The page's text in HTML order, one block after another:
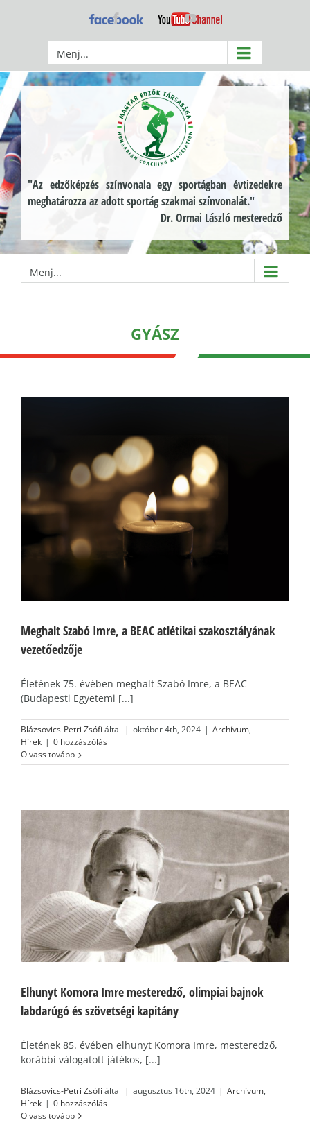
Facebook YouTube
Menj...
"Az edzőképzés színvonala egy sportágban évtizedekre
meghatározza az adott sportág szakmai színvonalát."
Dr. Ormai László mesteredző
Menj...
GYÁSZ
Meghalt Szabó Imre, a BEAC atlétikai szakosztályának
vezetőedzője
Életének 75. évében meghalt Szabó Imre, a BEAC
(Budapesti Egyetemi [...]
Blázsovics-Petri Zsófi által | október 4th, 2024 | Archívum,
Hírek | 0 hozzászólás
Olvass tovább
Elhunyt Komora Imre mesteredző, olimpiai bajnok
labdarúgó és szövetségi kapitány
Életének 85. évében elhunyt Komora Imre, mesteredző,
korábbi válogatott játékos, [...]
Blázsovics-Petri Zsófi által | augusztus 16th, 2024 | Archívum,
Hírek | 0 hozzászólás
Olvass tovább